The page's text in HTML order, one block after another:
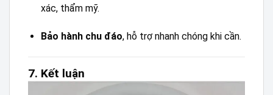
xác, thẩm mỹ.
Bảo hành chu đáo, hỗ trợ nhanh chóng khi cần.
7. Kết luận